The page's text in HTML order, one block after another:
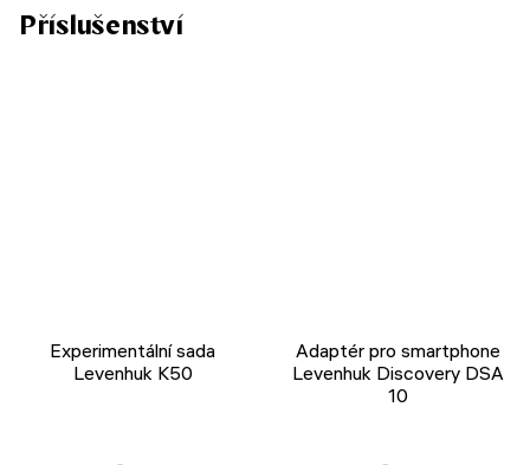
Příslušenství
Experimentální sada
Levenhuk K50
Adaptér pro smartphone
Levenhuk Discovery DSA
10